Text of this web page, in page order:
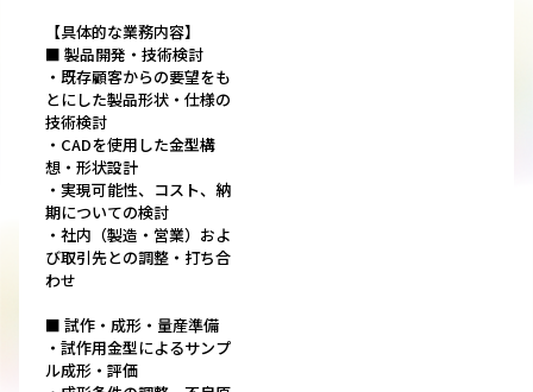
【具体的な業務内容】
■ 製品開発・技術検討
・既存顧客からの要望をも
とにした製品形状・仕様の
技術検討
・CADを使用した金型構
想・形状設計
・実現可能性、コスト、納
期についての検討
・社内（製造・営業）およ
び取引先との調整・打ち合
わせ
■ 試作・成形・量産準備
・試作用金型によるサンプ
ル成形・評価